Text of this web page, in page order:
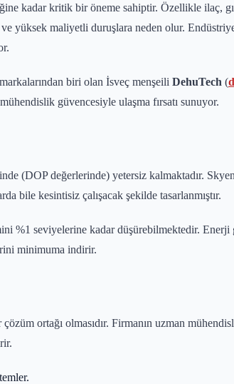
kadar kritik bir öneme sahiptir. Özellikle ilaç,
yüksek maliyetli duruşlara neden olur.
biri olan İsveç menşeili DehuTech (
güvencesiyle ulaşma fırsatı sunuyor.
(DOP değerlerinde) yetersiz kalmaktadır.
bile kesintisiz çalışacak şekilde tasarlanmıştır.
%1 seviyelerine kadar düşürebilmektedir. Enerji
minimuma indirir.
ortağı olmasıdır. Firmanın uzman